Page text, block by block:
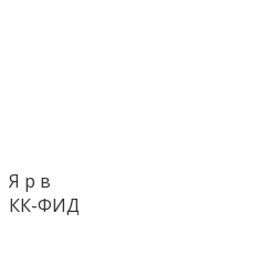
Я р в
КК-ФИД